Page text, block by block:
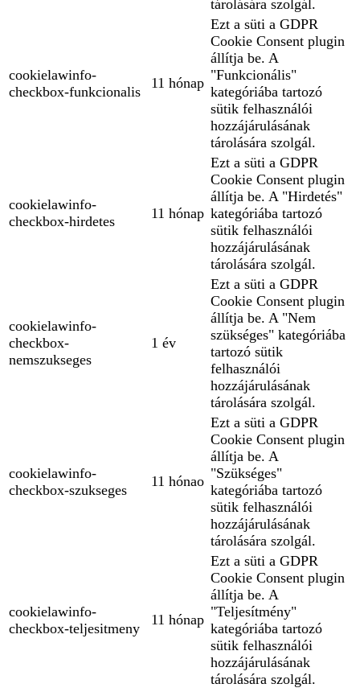
tárolására szolgál.
cookielawinfo-
checkbox-funkcionalis
11 hónap
Ezt a süti a GDPR
Cookie Consent plugin
állítja be. A
"Funkcionális"
kategóriába tartozó
sütik felhasználói
hozzájárulásának
tárolására szolgál.
cookielawinfo-
checkbox-hirdetes
11 hónap
Ezt a süti a GDPR
Cookie Consent plugin
állítja be. A "Hirdetés"
kategóriába tartozó
sütik felhasználói
hozzájárulásának
tárolására szolgál.
cookielawinfo-
checkbox-
nemszukseges
1 év
Ezt a süti a GDPR
Cookie Consent plugin
állítja be. A "Nem
szükséges" kategóriába
tartozó sütik
felhasználói
hozzájárulásának
tárolására szolgál.
cookielawinfo-
checkbox-szukseges
11 hónao
Ezt a süti a GDPR
Cookie Consent plugin
állítja be. A
"Szükséges"
kategóriába tartozó
sütik felhasználói
hozzájárulásának
tárolására szolgál.
cookielawinfo-
checkbox-teljesitmeny
11 hónap
Ezt a süti a GDPR
Cookie Consent plugin
állítja be. A
"Teljesítmény"
kategóriába tartozó
sütik felhasználói
hozzájárulásának
tárolására szolgál.